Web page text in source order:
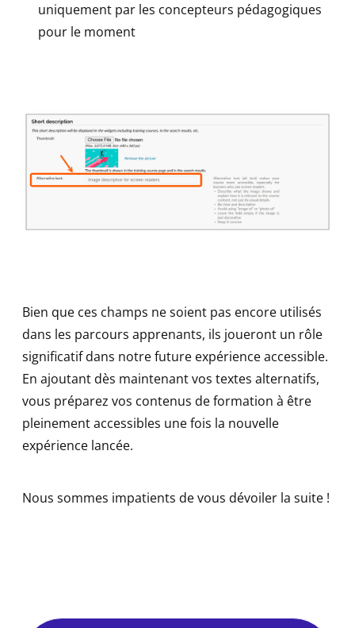
uniquement par les concepteurs pédagogiques
pour le moment
Bien que ces champs ne soient pas encore utilisés
dans les parcours apprenants, ils joueront un rôle
significatif dans notre future expérience accessible.
En ajoutant dès maintenant vos textes alternatifs,
vous préparez vos contenus de formation à être
pleinement accessibles une fois la nouvelle
expérience lancée.
Nous sommes impatients de vous dévoiler la suite !